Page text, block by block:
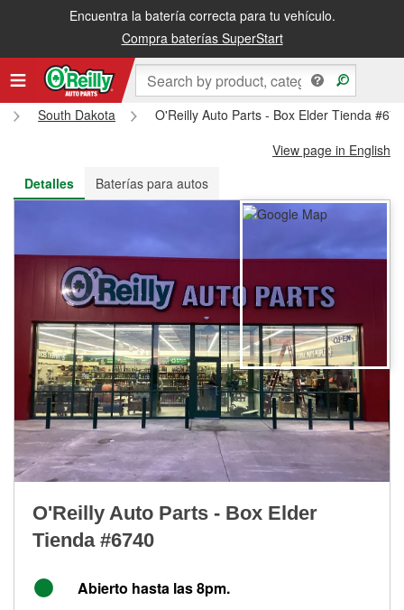
Encuentra la batería correcta para tu vehículo.
Compra baterías SuperStart
Recibe tu orden gratis al día siguiente o recógela en la tienda
South Dakota
O'Reilly Auto Parts - Box Elder Tienda
View page in English
Detalles
Baterías para autos
O'Reilly Auto Parts - Box Elder
Tienda #6740
Abierto hasta las 8pm.